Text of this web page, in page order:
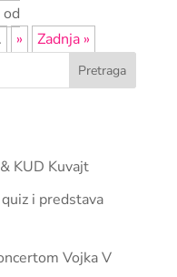
» Zadnja »
Pretraga
KUD Kuvajt
i predstava
Vojka V